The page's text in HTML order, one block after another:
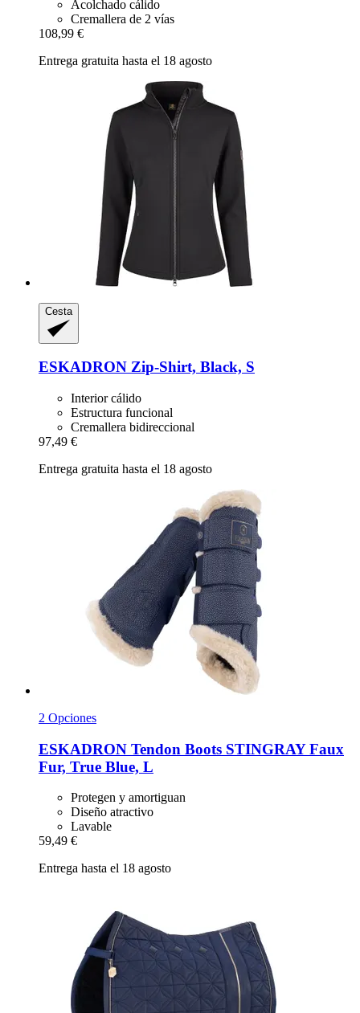
Acolchado cálido
Cremallera de 2 vías
108,99 €
Entrega gratuita hasta el 18 agosto
Cesta
ESKADRON Zip-​Shirt, Black, S
Interior cálido
Estructura funcional
Cremallera bidireccional
97,49 €
Entrega gratuita hasta el 18 agosto
2 Opciones
ESKADRON Tendon Boots STINGRAY Faux
Fur, True Blue, L
Protegen y amortiguan
Diseño atractivo
Lavable
59,49 €
Entrega hasta el 18 agosto